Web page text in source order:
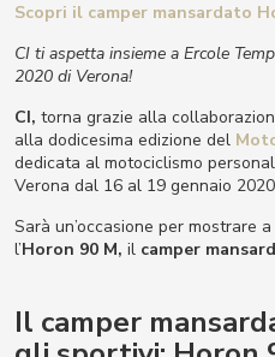
Scopri il camper mansardato
CI ti aspetta insieme a Ercole
2020 di Verona!
CI, torna grazie alla
alla dodicesima edizione del
dedicata al motociclismo
Verona dal 16 al 19 gennaio
Sarà un’occasione per mostrare
l’Horon 90 M, il camper
Il camper